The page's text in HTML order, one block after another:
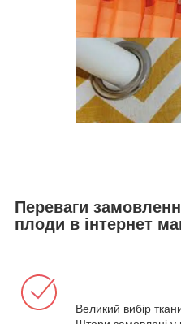
Переваги
плоди в інтернет
Великий вибір